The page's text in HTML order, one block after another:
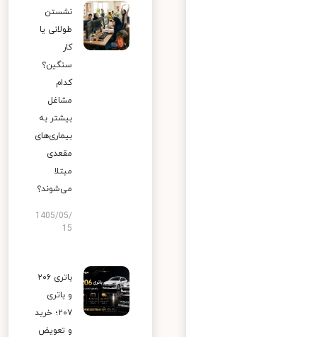
نشستن
طولانی یا
کار
سنگین؟
کدام
مشاغل
بیشتر به
بیماری‌های
مقعدی
مبتلا
می‌شوند؟
1405/05/
15
باتری ۲۰۶
و باتری
۲۰۷؛ خرید
و تعویض